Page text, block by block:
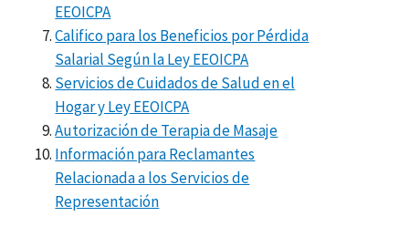
EEOICPA
Califico para los Beneficios por Pérdida
Salarial Según la Ley EEOICPA
Servicios de Cuidados de Salud en el
Hogar y Ley EEOICPA
Autorización de Terapia de Masaje
Información para Reclamantes
Relacionada a los Servicios de
Representación